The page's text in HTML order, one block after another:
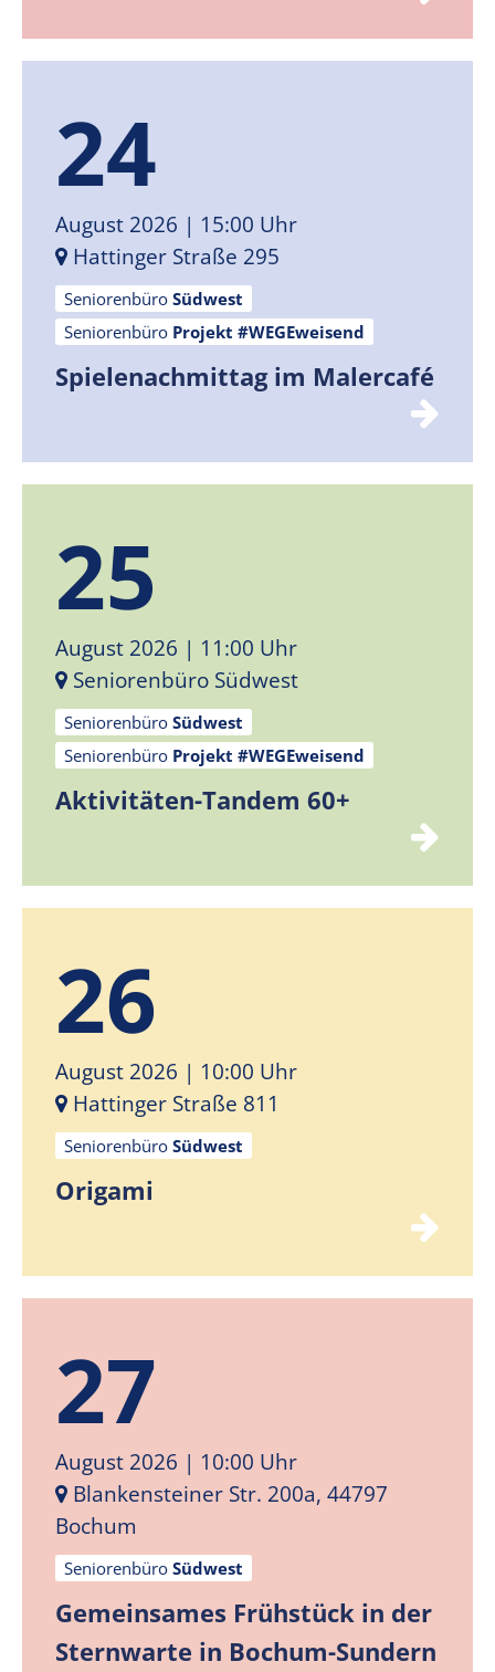
24
August 2026 | 15:00 Uhr
Hattinger Straße 295
Seniorenbüro Südwest
Seniorenbüro Projekt #WEGEweisend
Spielenachmittag im Malercafé
25
August 2026 | 11:00 Uhr
Seniorenbüro Südwest
Seniorenbüro Südwest
Seniorenbüro Projekt #WEGEweisend
Aktivitäten-Tandem 60+
26
August 2026 | 10:00 Uhr
Hattinger Straße 811
Seniorenbüro Südwest
Origami
27
August 2026 | 10:00 Uhr
Blankensteiner Str. 200a, 44797
Bochum
Seniorenbüro Südwest
Gemeinsames Frühstück in der
Sternwarte in Bochum-Sundern